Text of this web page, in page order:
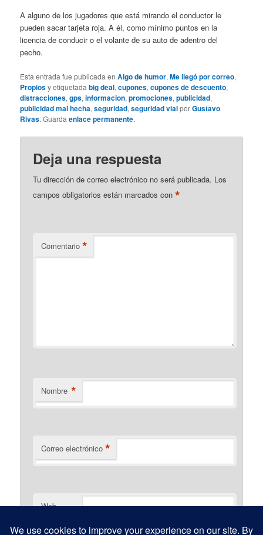
A alguno de los jugadores que está mirando el conductor le
pueden sacar tarjeta roja. A él, como mínimo puntos en la
licencia de conducir o el volante de su auto de adentro del
pecho.
Esta entrada fue publicada enAlgo de humor,Me llegó por correo,
Propiosy etiquetadabig deal,cupones,cupones de descuento,
distracciones,gps,informacion,promociones,publicidad,
publicidad mal hecha,seguridad,seguridad vialporGustavo
Rivas. Guardaenlace permanente.
Deja una respuesta
Tu dirección de correo electrónico no será publicada. Los
campos obligatorios están marcados con*
Comentario *
Nombre *
Correo electrónico *
Web